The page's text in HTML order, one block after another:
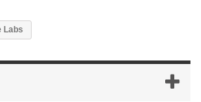
Labs